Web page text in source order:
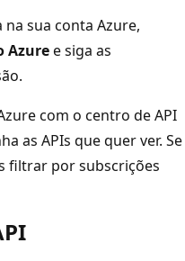
na sua conta Azure,
Azuree siga as
com o centro de API
as APIs que quer ver. Se
filtrar por subscrições